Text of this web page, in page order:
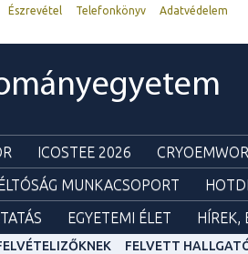
Észrevétel Telefonkönyv
Adatvédelem
ICOSTEE 2026
MUNKACSOPORT
EGYETEMI ÉLET HÍREK,
FELVETT